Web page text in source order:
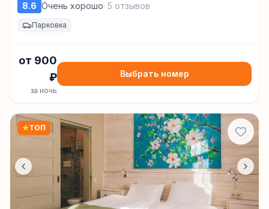
8.6 Очень хорошо· 5 отзывов
Парковка
от 900
₽
за ночь
Выбрать номер
★ТОП